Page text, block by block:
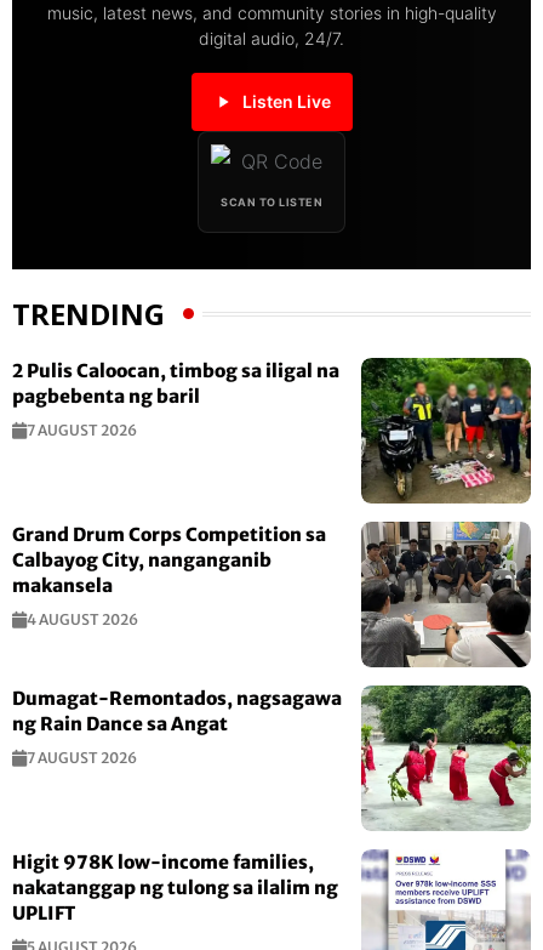
music, latest news, and community stories in high-quality
digital audio, 24/7.
Listen Live
SCAN TO LISTEN
TRENDING
2 Pulis Caloocan, timbog sa iligal na
pagbebenta ng baril
7 AUGUST 2026
Grand Drum Corps Competition sa
Calbayog City, nanganganib
makansela
4 AUGUST 2026
Dumagat-Remontados, nagsagawa
ng Rain Dance sa Angat
7 AUGUST 2026
Higit 978K low-income families,
nakatanggap ng tulong sa ilalim ng
UPLIFT